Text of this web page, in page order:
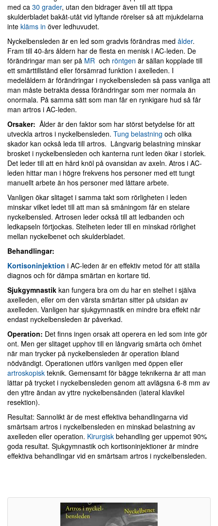
med ca 30 grader, utan den bidrager även till att tippa
skulderbladet bakåt-utåt vid lyftande rörelser så att mjukdelarna
inte kläms in över ledhuvudet.
Nyckelbensleden är en led som gradvis förändras med ålder.
Fram till 40-års åldern har de flesta en menisk i AC-leden. De
förändringar man ser på MR och röntgen är sällan kopplade till
ett smärttillstånd eller försämrad funktion i axelleden. I
medelåldern är förändringar i nyckelbensleden så pass vanliga att
man måste betrakta dessa förändringar som mer normala än
onormala. På samma sätt som man får en rynkigare hud så får
man artros i AC-leden.
Orsaker: Ålder är den faktor som har störst betydelse för att
utveckla artros i nyckelbensleden. Tung belastning och olika
skador kan också leda till artros. Långvarig belastning minskar
brosket i nyckelbensleden och kanterna runt leden ökar i storlek.
Det leder till att en hård knöl på ovansidan av axeln. Atros i AC-
leden hittar man i högre frekvens hos personer med ett tungt
manuellt arbete än hos personer med lättare arbete.
Vanligen ökar slitaget i samma takt som rörligheten i leden
minskar vilket ledet till att man så småningom får en stelare
nyckelbensled. Artrosen leder också till att ledbanden och
ledkapseln förtjockas. Stelheten leder till en minskad rörlighet
mellan nyckelbenet och skulderbladet.
Behandlingar:
Kortisoninjektion i AC-leden är en effektiv metod för att ställa
diagnos och för dämpa smärtan en kortare tid.
Sjukgymnastik kan fungera bra om du har en stelhet i själva
axelleden, eller om den värsta smärtan sitter på utsidan av
axelleden. Vanligen har sjukgymnastik en mindre bra effekt när
endast nyckelbensleden är påverkad.
Operation: Det finns ingen orsak att operera en led som inte gör
ont. Men ger slitaget upphov till en långvarig smärta och ömhet
när man trycker på nyckelbensleden är operation ibland
nödvändigt. Operationen utförs vanligen med öppen eller
artroskopisk teknik. Gemensamt för bägge teknikerna är att man
lättar på trycket i nyckelbensleden genom att avlägsna 6-8 mm av
den yttre ändan av yttre nyckelbensänden (lateral klavikel
resektion).
Resultat: Sannolikt är de mest effektiva behandlingarna vid
smärtsam artros i nyckelbensleden en minskad belastning av
axelleden eller operation. Kirurgisk behandling ger uppemot 90%
goda resultat. Sjukgymnastik och kortisoninjektioner är mindre
effektiva behandlingar vid en smärtsam artros i nyckelbensleden.